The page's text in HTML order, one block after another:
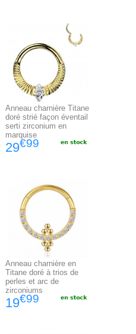
Anneau charnière Titane
doré strié façon éventail
serti zirconium en
marquise
29€99
Anneau charnière en
Titane doré à trios de
perles et arc de
zirconiums
19€99